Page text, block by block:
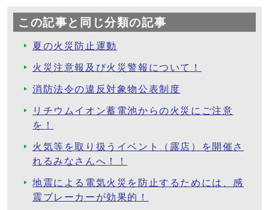
この記事と同じ分類の記事
夏の火災防止運動
火災注意報及び火災警報について！
消防法令の違反対象物公表制度
リチウムイオン蓄電池からの火災にご注意
を！
火気等を取り扱うイベント（露店）を開催さ
れるみなさんへ！！
地震による電気火災を防止するためには、感
震ブレーカーが効果的！